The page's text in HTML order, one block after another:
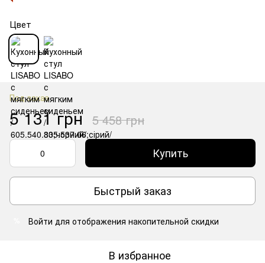
Цвет
Под заказ
5 131 грн 5 458 грн
Купить
Быстрый заказ
Войти для отображения накопительной скидки
В избранное